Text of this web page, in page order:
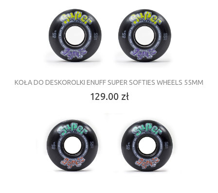
KOŁA DO DESKOROLKI ENUFF SUPER SOFTIES WHEELS 55MM
129.00 zł